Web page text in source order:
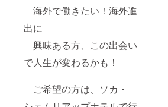
海外で働きたい！海外進
出に
興味ある方、この出会い
で人生が変わるかも！
ご希望の方は、ソカ・